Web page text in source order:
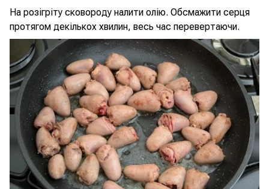
На розігріту сковороду налити олію. Обсмажити серця
протягом декількох хвилин, весь час перевертаючи.